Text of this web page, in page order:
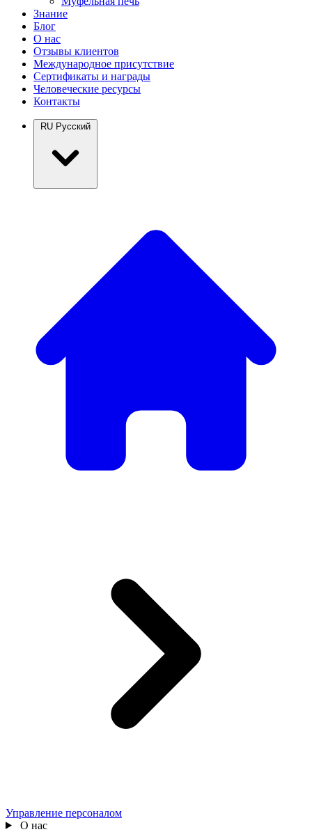
Знание
Блог
О нас
Отзывы клиентов
Международное присутствие
Сертификаты и награды
Человеческие ресурсы
Контакты
RU Русский
Управление персоналом
О нас